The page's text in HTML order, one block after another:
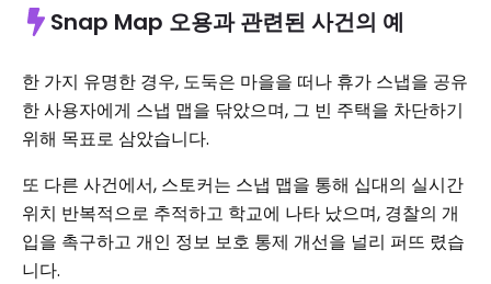
Snap Map 오용과 관련된 사건의 예
한 가지 유명한 경우, 도둑은 마을을 떠나 휴가 스냅을 공유
한 사용자에게 스냅 맵을 닦았으며, 그 빈 주택을 차단하기
위해 목표로 삼았습니다.
또 다른 사건에서, 스토커는 스냅 맵을 통해 십대의 실시간
위치 반복적으로 추적하고 학교에 나타 났으며, 경찰의 개
입을 촉구하고 개인 정보 보호 통제 개선을 널리 퍼뜨 렸습
니다.